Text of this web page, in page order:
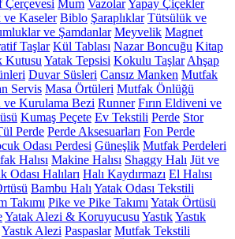
Çerçevesi Mum VazolarYapay Çiçekler
Kaseler Biblo Şaraplıklar Tütsülük ve
ve Şamdanlar Meyvelik Magnet
Taşlar Kül Tablası Nazar Boncuğu Kitap
Kutusu Yatak Tepsisi Kokulu Taşlar Ahşap
Duvar Süsleri Cansız Manken Mutfak
Servis Masa Örtüleri Mutfak Önlüğü
Kurulama Bezi Runner Fırın Eldiveni ve
Kumaş Peçete Ev Tekstili Perde Stor
Perde Perde Aksesuarları Fon Perde
Odası Perdesi Güneşlik Mutfak Perdeleri
Halısı Makine Halısı Shaggy Halı Jüt ve
Odası Halıları Halı Kaydırmazı El Halısı
Bambu Halı Yatak Odası Tekstili
Takımı Pike ve Pike Takımı Yatak Örtüsü
Yatak Alezi & Koruyucusu YastıkYastık
Yastık Alezi Paspaslar Mutfak Tekstili